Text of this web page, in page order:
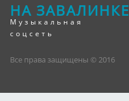
НА ЗАВАЛИНКЕ
Музыкальная
соцсеть
Все права защищены © 2016